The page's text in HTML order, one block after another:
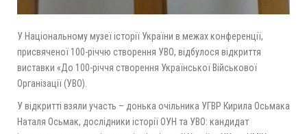
У Національному музеї історії України в межах конференції,
присвяченої 100-річчю створення УВО, відбулося відкриття
виставки «До 100-річчя створення Української Військової
Організації (УВО).
У відкритті взяли участь – донька очільника УГВР Кирила Осьмака
Наталя Осьмак, дослідники історії ОУН та УВО: кандидат